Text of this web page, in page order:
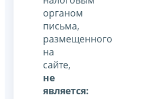
органом
письма,
размещенного
на
сайте,
не
является: